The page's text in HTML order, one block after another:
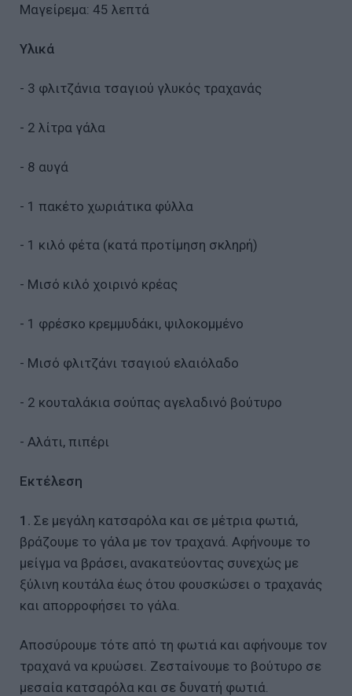
Μαγείρεμα: 45 λεπτά
Υλικά
- 3 φλιτζάνια τσαγιού γλυκός τραχανάς
- 2 λίτρα γάλα
- 8 αυγά
- 1 πακέτο χωριάτικα φύλλα
- 1 κιλό φέτα (κατά προτίμηση σκληρή)
- Μισό κιλό χοιρινό κρέας
- 1 φρέσκο κρεμμυδάκι, ψιλοκομμένο
- Μισό φλιτζάνι τσαγιού ελαιόλαδο
- 2 κουταλάκια σούπας αγελαδινό βούτυρο
- Αλάτι, πιπέρι
Εκτέλεση
1. Σε μεγάλη κατσαρόλα και σε μέτρια φωτιά,
βράζουμε το γάλα με τον τραχανά. Αφήνουμε το
μείγμα να βράσει, ανακατεύοντας συνεχώς με
ξύλινη κουτάλα έως ότου φουσκώσει ο τραχανάς
και απορροφήσει το γάλα.
Αποσύρουμε τότε από τη φωτιά και αφήνουμε τον
τραχανά να κρυώσει. Ζεσταίνουμε το βούτυρο σε
μεσαία κατσαρόλα και σε δυνατή φωτιά.